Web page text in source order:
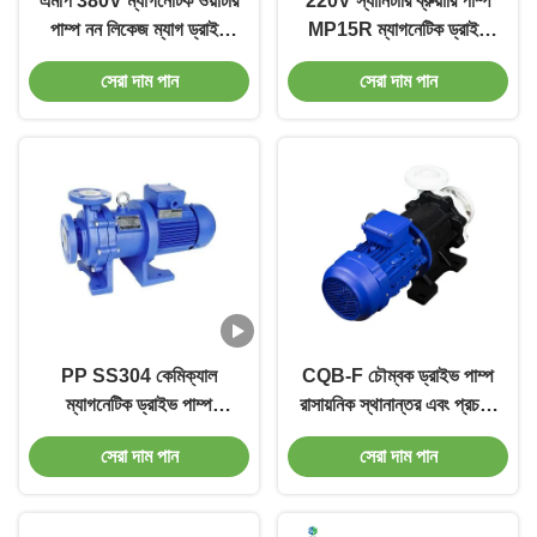
পাম্প নন লিকেজ ম্যাগ ড্রাইভ
সেন্ট্রিফিউগাল পাম্প
সেরা দাম পান
MP15R ম্যাগনেটিক ড্রাইভ
ওয়াটার পাম্প
সেরা দাম পান
PP SS304 কেমিক্যাল
ম্যাগনেটিক ড্রাইভ পাম্প
CQBF ফ্লোরিন রেখাযুক্ত
রাসায়নিক পাম্প
সেরা দাম পান
CQB-F চৌম্বক ড্রাইভ পাম্প
রাসায়নিক স্থানান্তর এবং প্রচলন
Magdrive পাম্প
সেরা দাম পান